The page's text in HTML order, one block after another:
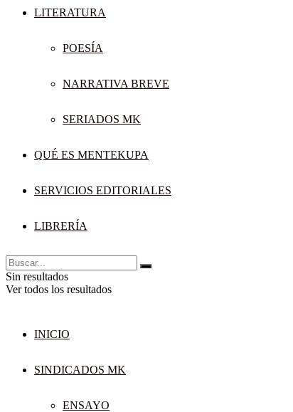
LITERATURA
POESÍA
NARRATIVA BREVE
SERIADOS MK
QUÉ ES MENTEKUPA
SERVICIOS EDITORIALES
LIBRERÍA
Sin resultados
Ver todos los resultados
INICIO
SINDICADOS MK
ENSAYO